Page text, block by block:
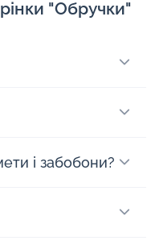
"Обручки"
і забобони?